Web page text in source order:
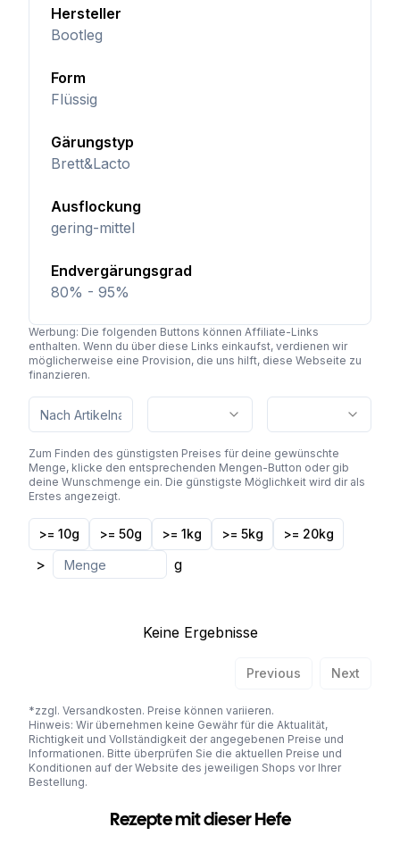
Hersteller
Bootleg
Form
Flüssig
Gärungstyp
Brett&Lacto
Ausflockung
gering-mittel
Endvergärungsgrad
80% - 95%
Werbung: Die folgenden Buttons können Affiliate-Links
enthalten. Wenn du über diese Links einkaufst, verdienen wir
möglicherweise eine Provision, die uns hilft, diese Webseite zu
finanzieren.
Zum Finden des günstigsten Preises für deine gewünschte
Menge, klicke den entsprechenden Mengen-Button oder gib
deine Wunschmenge ein. Die günstigste Möglichkeit wird dir als
Erstes angezeigt.
>= 10g >= 50g >= 1kg >= 5kg >= 20kg
> g
Keine Ergebnisse
Previous Next
*zzgl. Versandkosten. Preise können variieren.
Hinweis: Wir übernehmen keine Gewähr für die Aktualität,
Richtigkeit und Vollständigkeit der angegebenen Preise und
Informationen. Bitte überprüfen Sie die aktuellen Preise und
Konditionen auf der Website des jeweiligen Shops vor Ihrer
Bestellung.
Rezepte mit dieser Hefe